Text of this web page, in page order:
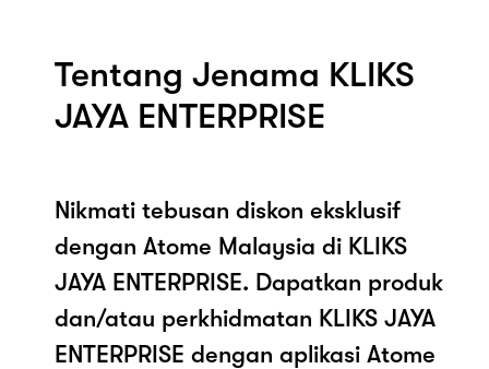
Tentang Jenama KLIKS
JAYA ENTERPRISE
Nikmati tebusan diskon eksklusif
dengan Atome Malaysia di KLIKS
JAYA ENTERPRISE. Dapatkan produk
dan/atau perkhidmatan KLIKS JAYA
ENTERPRISE dengan aplikasi Atome